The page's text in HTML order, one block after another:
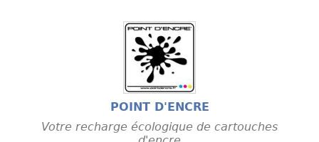
POINT D'ENCRE
Votre recharge écologique de cartouches